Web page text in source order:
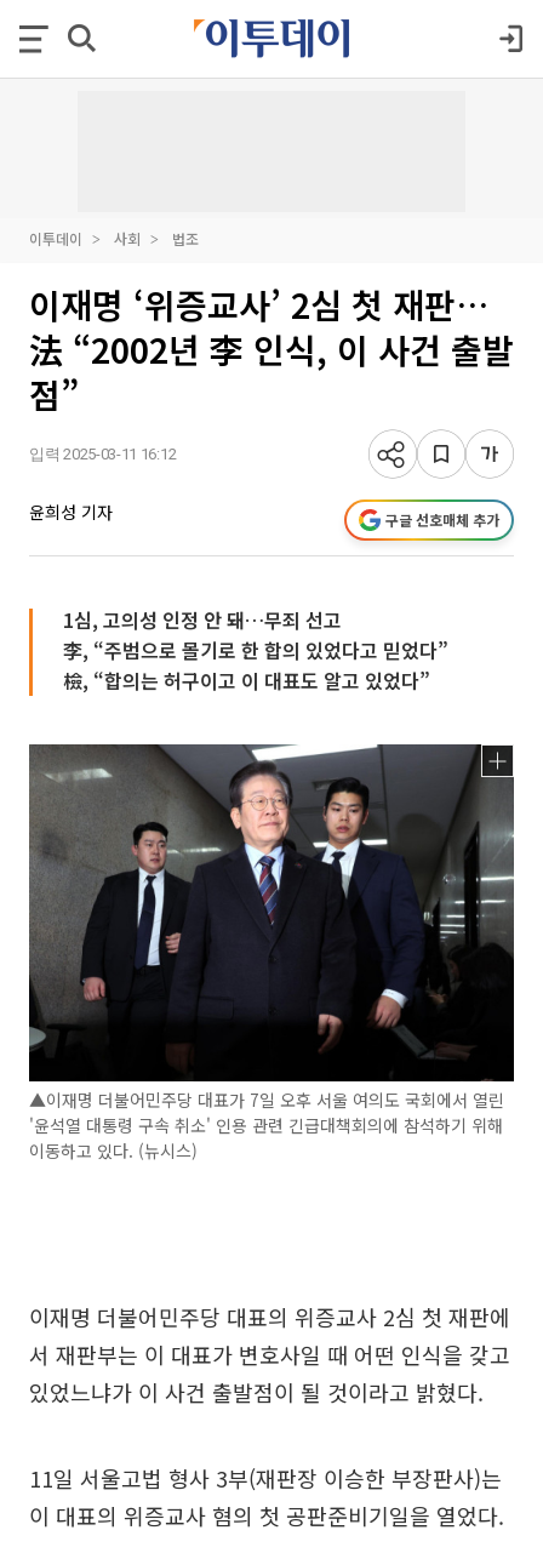
이투데이 사회 법조
이재명 ‘위증교사’ 2심 첫 재판…
法 “2002년 李 인식, 이 사건 출발
점”
입력 2025-03-11 16:12
윤희성 기자 구글 선호매체 추가
1심, 고의성 인정 안 돼…무죄 선고
李, “주범으로 몰기로 한 합의 있었다고 믿었다”
檢, “합의는 허구이고 이 대표도 알고 있었다”
▲이재명 더불어민주당 대표가 7일 오후 서울 여의도 국회에서 열린
'윤석열 대통령 구속 취소' 인용 관련 긴급대책회의에 참석하기 위해
이동하고 있다. (뉴시스)
이재명 더불어민주당 대표의 위증교사 2심 첫 재판에
서 재판부는 이 대표가 변호사일 때 어떤 인식을 갖고
있었느냐가 이 사건 출발점이 될 것이라고 밝혔다.
11일 서울고법 형사 3부(재판장 이승한 부장판사)는
이 대표의 위증교사 혐의 첫 공판준비기일을 열었다.